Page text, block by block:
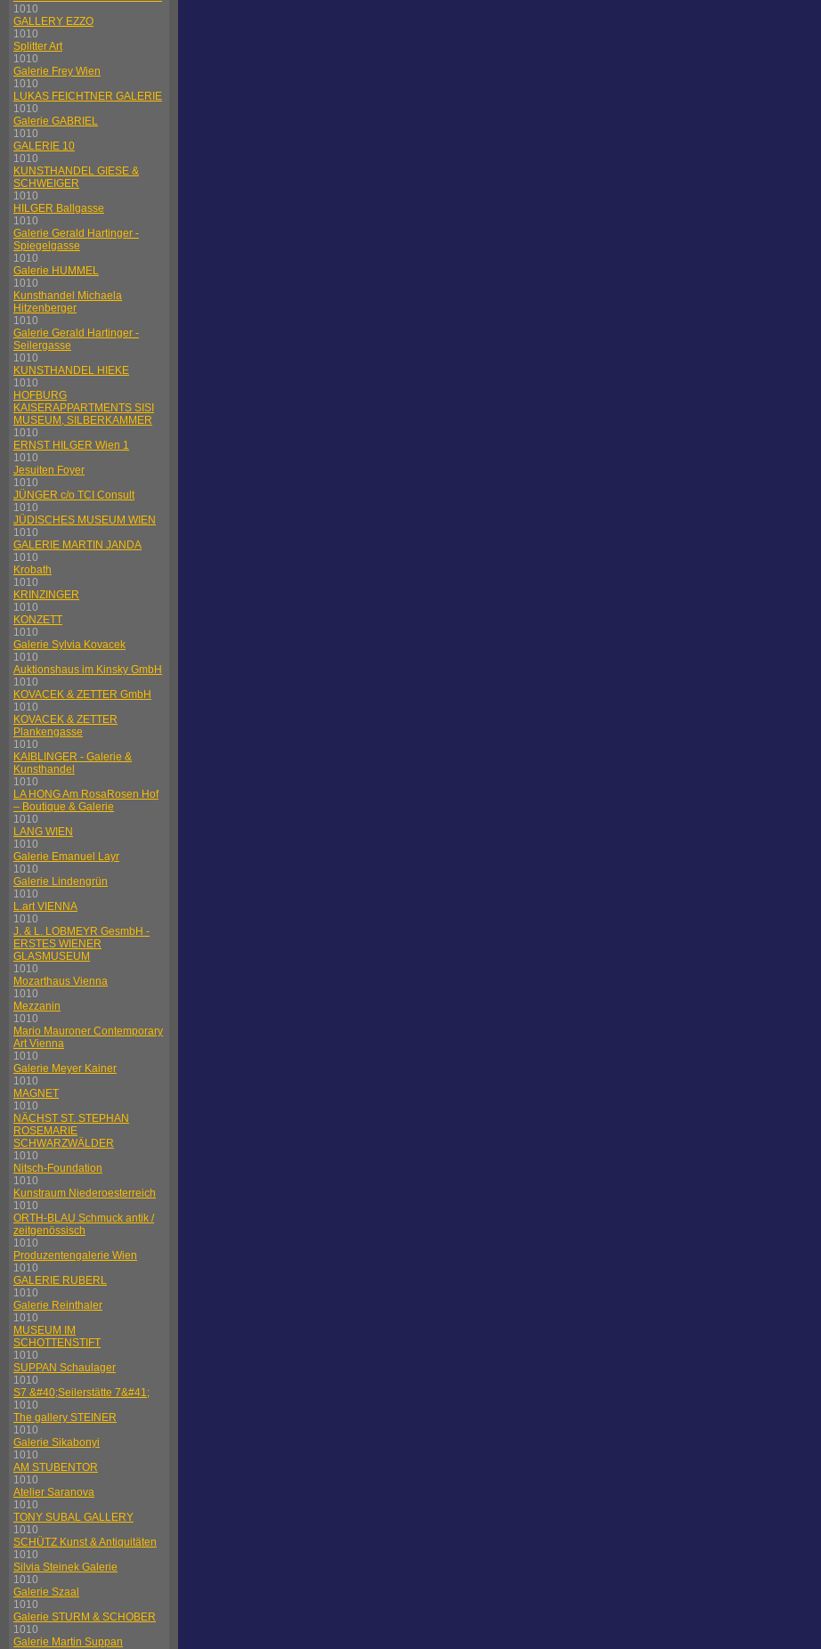
1010
GALLERY EZZO
1010
Splitter Art
1010
Galerie Frey Wien
1010
LUKAS FEICHTNER GALERIE
1010
Galerie GABRIEL
1010
GALERIE 10
1010
KUNSTHANDEL GIESE &
SCHWEIGER
1010
HILGER Ballgasse
1010
Galerie Gerald Hartinger -
Spiegelgasse
1010
Galerie HUMMEL
1010
Kunsthandel Michaela
Hitzenberger
1010
Galerie Gerald Hartinger -
Seilergasse
1010
KUNSTHANDEL HIEKE
1010
HOFBURG
KAISERAPPARTMENTS SISI
MUSEUM, SILBERKAMMER
1010
ERNST HILGER Wien 1
1010
Jesuiten Foyer
1010
JÜNGER c/o TCI Consult
1010
JÜDISCHES MUSEUM WIEN
1010
GALERIE MARTIN JANDA
1010
Krobath
1010
KRINZINGER
1010
KONZETT
1010
Galerie Sylvia Kovacek
1010
Auktionshaus im Kinsky GmbH
1010
KOVACEK & ZETTER GmbH
1010
KOVACEK & ZETTER
Plankengasse
1010
KAIBLINGER - Galerie &
Kunsthandel
1010
LA HONG Am RosaRosen Hof
– Boutique & Galerie
1010
LANG WIEN
1010
Galerie Emanuel Layr
1010
Galerie Lindengrün
1010
L.art VIENNA
1010
J. & L. LOBMEYR GesmbH -
ERSTES WIENER
GLASMUSEUM
1010
Mozarthaus Vienna
1010
Mezzanin
1010
Mario Mauroner Contemporary
Art Vienna
1010
Galerie Meyer Kainer
1010
MAGNET
1010
NÄCHST ST. STEPHAN
ROSEMARIE
SCHWARZWÄLDER
1010
Nitsch-Foundation
1010
Kunstraum Niederoesterreich
1010
ORTH-BLAU Schmuck antik /
zeitgenössisch
1010
Produzentengalerie Wien
1010
GALERIE RUBERL
1010
Galerie Reinthaler
1010
MUSEUM IM
SCHOTTENSTIFT
1010
SUPPAN Schaulager
1010
S7 &#40;Seilerstätte 7&#41;
1010
The gallery STEINER
1010
Galerie Sikabonyi
1010
AM STUBENTOR
1010
Atelier Saranova
1010
TONY SUBAL GALLERY
1010
SCHÜTZ Kunst & Antiquitäten
1010
Silvia Steinek Galerie
1010
Galerie Szaal
1010
Galerie STURM & SCHOBER
1010
Galerie Martin Suppan